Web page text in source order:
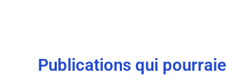
Publications qui